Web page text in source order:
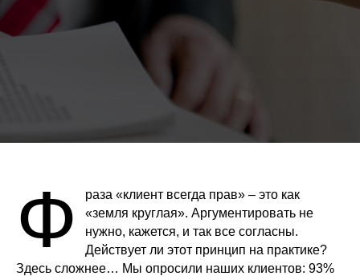
Ф
раза «клиент всегда прав» – это как
«земля круглая». Аргументировать не
нужно, кажется, и так все согласны.
Действует ли этот принцип на практике?
Здесь сложнее… Мы опросили наших клиентов: 93%